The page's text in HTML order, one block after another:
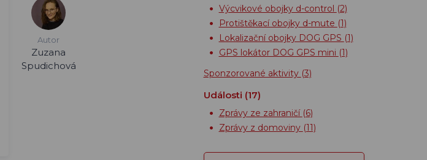
Autor
Zuzana
Spudichová
Výcvikové obojky d-control (2)
Protištěkací obojky d-mute (1)
Lokalizační obojky DOG GPS (1)
GPS lokátor DOG GPS mini (1)
Sponzorované aktivity (3)
Události (17)
Zprávy ze zahraničí (6)
Zprávy z domoviny (11)